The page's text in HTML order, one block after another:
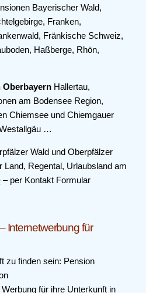
Bayerischer Wald,
Franken,
Fränkische Schweiz,
Haßberge, Rhön,
Hallertau,
am Bodensee Region,
Chiemsee und Chiemgauer
…
Wald und Oberpfälzer
Land, Regental, Urlaubsland am
– per Kontakt Formular
Internetwerbung für
zu finden sein: Pension
für ihre Unterkunft in